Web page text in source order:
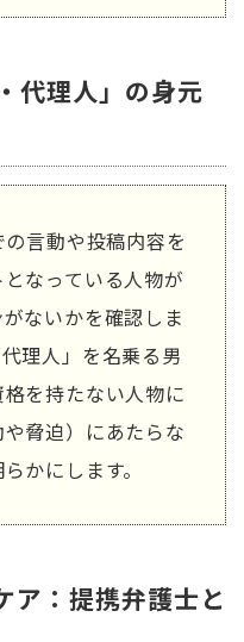
代理人」の身元
言動や投稿内容を
なっている人物が
ないかを確認しま
理人」を名乗る男
を持たない人物に
脅迫）にあたらな
かにします。
ア：提携弁護士と